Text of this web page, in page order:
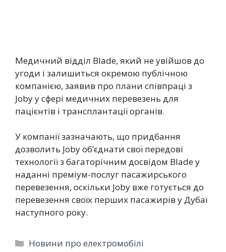
Медичний відділ Blade, який не увійшов до
угоди і залишиться окремою публічною
компанією, заявив про плани співпраці з
Joby у сфері медичних перевезень для
пацієнтів і трансплантації органів.
У компанії зазначають, що придбання
дозволить Joby об’єднати свої передові
технології з багаторічним досвідом Blade у
наданні преміум-послуг пасажирського
перевезення, оскільки Joby вже готується до
перевезення своїх перших пасажирів у Дубаї
наступного року.
Категорії
Новини про електромобілі